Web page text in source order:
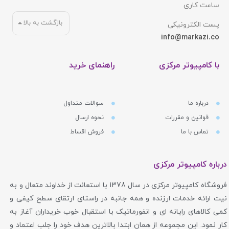
ساعت کاری
پست الکترونیکی
info@markazi.co
با کامپیوتر مرکزی
درباره ما
قوانین و مقررات
تماس با ما
راهنمای خرید
سوالات متداول
نحوه ارسال
فروش اقساط
بازگشت به بالا
درباره کامپیوتر مرکزی
فروشگاه کامپیوتر مرکزی در سال 1378 با استعانت از خداوند متعال و به
نیت ارائه خدمات ارزنده و همه جانبه در راستای ارتقای سطح کیفی و
کمی کالاهای رایانه ای و انفورماتیک با استقبال خوب خریداران آغاز به
کار نمود. این مجموعه از همان ابتدا بالاترین هدف خود را جلب اعتماد و